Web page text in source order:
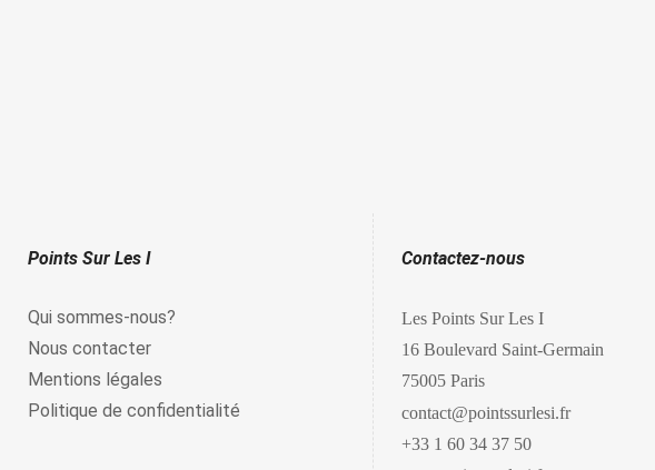
Points Sur Les I
Qui sommes-nous?
Nous contacter
Mentions légales
Politique de confidentialité
Contactez-nous
Les Points Sur Les I
16 Boulevard Saint-Germain
75005 Paris
contact@pointssurlesi.fr
+33 1 60 34 37 50